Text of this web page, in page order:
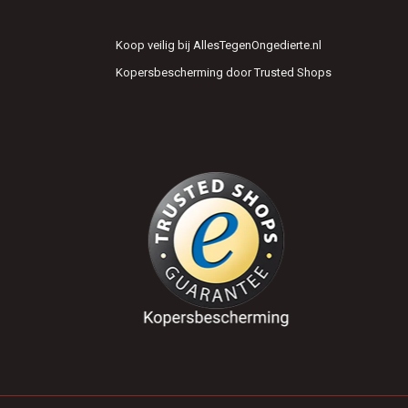
Koop veilig bij AllesTegenOngedierte.nl
Kopersbescherming door Trusted Shops